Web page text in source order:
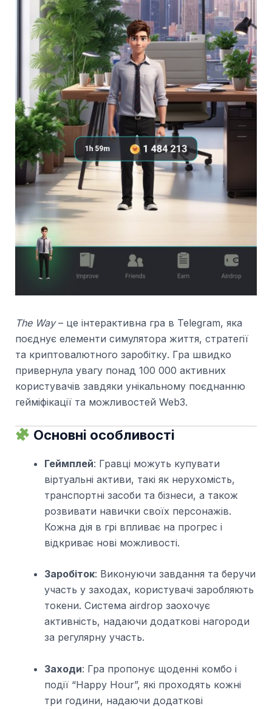
The Way– це інтерактивна гра в Telegram, яка
поєднує елементи симулятора життя, стратегії
та криптовалютного заробітку. Гра швидко
привернула увагу понад 100 000 активних
користувачів завдяки унікальному поєднанню
гейміфікації та можливостей Web3.
Основні особливості
Геймплей: Гравці можуть купувати
віртуальні активи, такі як нерухомість,
транспортні засоби та бізнеси, а також
розвивати навички своїх персонажів.
Кожна дія в грі впливає на прогрес і
відкриває нові можливості.
Заробіток: Виконуючи завдання та беручи
участь у заходах, користувачі заробляють
токени. Система airdrop заохочує
активність, надаючи додаткові нагороди
за регулярну участь.
Заходи: Гра пропонує щоденні комбо і
події “Happy Hour”, які проходять кожні
три години, надаючи додаткові